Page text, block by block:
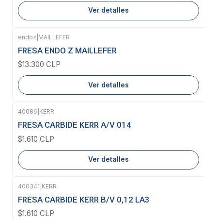
Ver detalles
Agotado
endoz MAILLEFER
FRESA ENDO Z MAILLEFER
$13.300 CLP
Ver detalles
Agotado
40086 KERR
FRESA CARBIDE KERR A/V 014
$1.610 CLP
Ver detalles
400341 KERR
FRESA CARBIDE KERR B/V 0,12 LA3
$1.610 CLP